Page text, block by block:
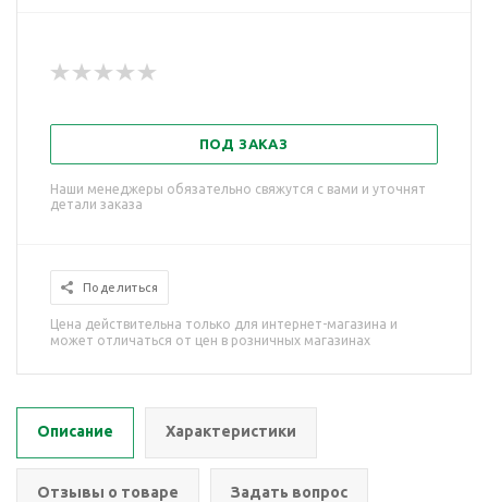
ПОД ЗАКАЗ
Наши менеджеры обязательно свяжутся с вами и уточнят
детали заказа
Поделиться
Цена действительна только для интернет-магазина и
может отличаться от цен в розничных магазинах
Описание Характеристики
Отзывы о товаре Задать вопрос